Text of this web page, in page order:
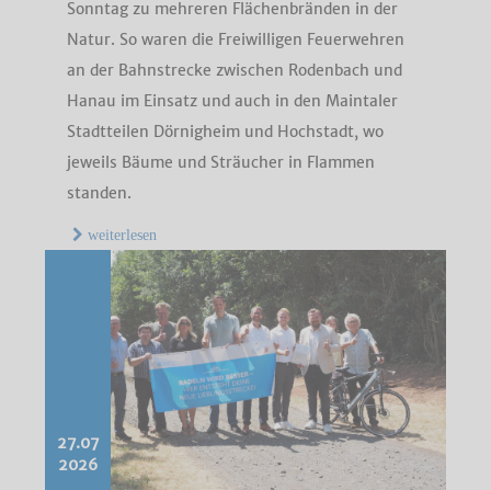
Sonntag zu mehreren Flächenbränden in der
Natur. So waren die Freiwilligen Feuerwehren
an der Bahnstrecke zwischen Rodenbach und
Hanau im Einsatz und auch in den Maintaler
Stadtteilen Dörnigheim und Hochstadt, wo
jeweils Bäume und Sträucher in Flammen
standen.
weiterlesen
27.07
2026